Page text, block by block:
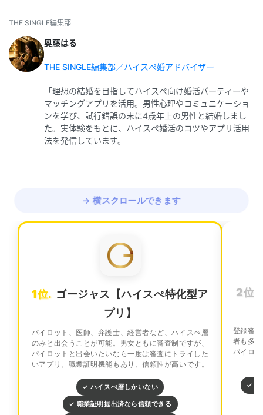
THE SINGLE編集部
奥藤はる
THE SINGLE編集部／ハイスぺ婚アドバイザー
「理想の結婚を目指してハイスぺ向け婚活パーティーや
マッチングアプリを活用。男性心理やコミュニケーショ
ンを学び、試行錯誤の末に4歳年上の男性と結婚しまし
た。実体験をもとに、ハイスぺ婚活のコツやアプリ活用
法を発信しています。
→ 横スクロールできます
1位. ゴージャス【ハイスぺ特化型ア
プリ】
パイロット、医師、弁護士、経営者など、ハイスぺ層
のみと出会うことが可能。男女ともに審査制ですが、
パイロットと出会いたいなら一度は審査にトライした
いアプリ。職業証明機能もあり、信頼性が高いです。
✓ ハイスぺ層しかいない
✓ 職業証明提出済なら信頼できる
2位.
登録審
者も多
パイロ
✓ 真